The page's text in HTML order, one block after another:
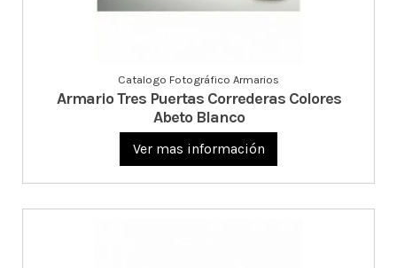
Catalogo Fotográfico Armarios
Armario Tres Puertas Correderas Colores
Abeto Blanco
Ver mas información